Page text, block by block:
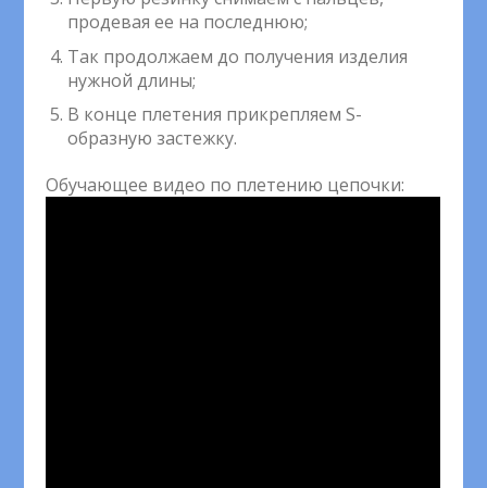
продевая ее на последнюю;
Так продолжаем до получения изделия
нужной длины;
В конце плетения прикрепляем S-
образную застежку.
Обучающее видео по плетению цепочки: